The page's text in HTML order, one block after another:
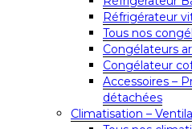
Réfrigérateur
Tous nos
Congélateurs
Congélateur
Accessoires –
détachées
Climatisation –